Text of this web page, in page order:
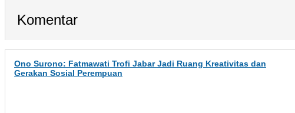
Komentar
Ono Surono: Fatmawati Trofi Jabar Jadi Ruang Kreativitas dan
Gerakan Sosial Perempuan